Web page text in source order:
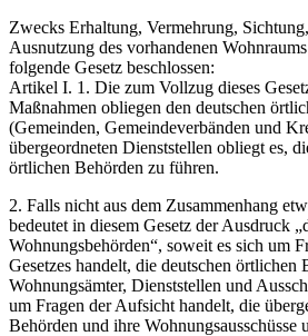
Zwecks Erhaltung, Vermehrung,
Ausnutzung des vorhandenen
folgende Gesetz beschlossen:
Artikel I. 1. Die zum Vollzug dieses
Maßnahmen obliegen den deutschen
(Gemeinden, Gemeindeverbänden und
übergeordneten Dienststellen obliegt es,
örtlichen Behörden zu führen.
2. Falls nicht aus dem Zusammenhang
bedeutet in diesem Gesetz der Ausdruck
Wohnungsbehörden , soweit es sich um
Gesetzes handelt, die deutschen örtlichen
Wohnungsämter, Dienststellen und
um Fragen der Aufsicht handelt, die
Behörden und ihre Wohnungsausschüsse